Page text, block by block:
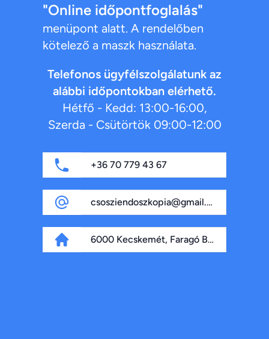
"Online időpontfoglalás"
menüpont alatt. A rendelőben
kötelező a maszk használata.
Telefonos ügyfélszolgálatunk az
alábbi időpontokban elérhető.
Hétfő - Kedd: 13:00-16:00,
Szerda - Csütörtök 09:00-12:00
+36 70 779 43 67
csosziendoszkopia@gmail.com
6000 Kecskemét, Faragó Béla fasor 4